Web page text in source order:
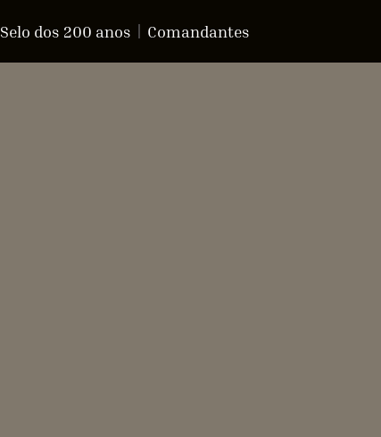
Selo dos 200 anos Comandantes